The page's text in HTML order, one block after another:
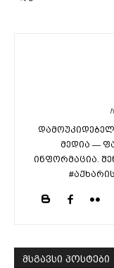
მედია —
ინფორმაცია.
მსგავსი პოსტები